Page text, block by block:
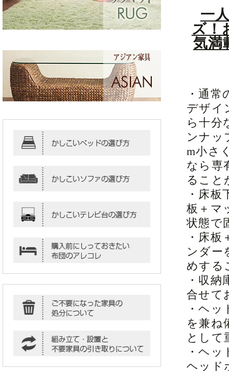
一
ズ！
気満
・通
デザイ
ら十分
ンナッ
m小さ
なら専
ること
・床
板＋マ
状態で
・床
ンダー
めする
・収
合せて
・ヘ
を兼ね
として
・ヘ
ヘッド